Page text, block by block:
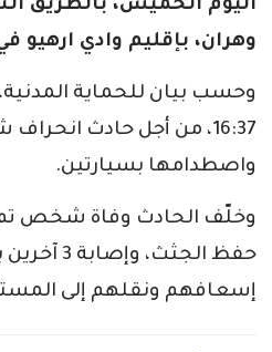
اليوم الخميس، بالطريق
وهران، بإقليم وادي ارهيو
وحسب بيان للحماية
16:37، من أجل حادث
واصطدامها بسيارتين.
وخلّف الحادث وفاة شخص
حفظ
إسعافهم ونقلهم إلى